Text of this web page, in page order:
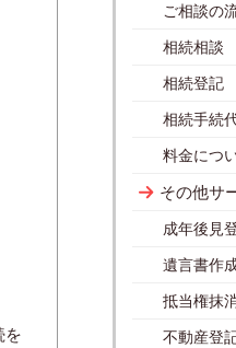
を
ご相談の
相続相談
相続登記
相続手続
料金につ
その他サ
成年後見
遺言書作
抵当権抹
不動産登